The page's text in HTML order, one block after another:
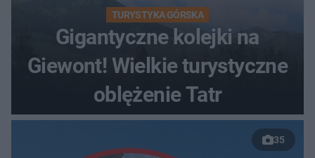
TURYSTYKA GÓRSKA
Gigantyczne kolejki na
Giewont! Wielkie turystyczne
oblężenie Tatr
35